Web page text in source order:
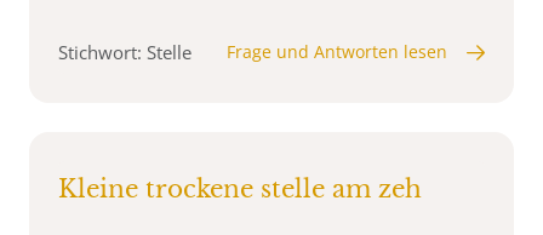
Stichwort: Stelle Frage und Antworten lesen
Kleine trockene stelle am zeh